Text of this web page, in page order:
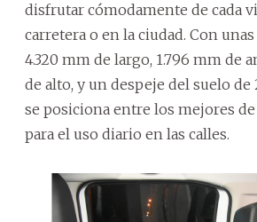
disfrutar cómodamente de cada
carretera o en la ciudad. Con
4.320 mm de largo, 1.796 mm de
de alto, y un despeje del suelo de
se posiciona entre los mejores
para el uso diario en las calles.